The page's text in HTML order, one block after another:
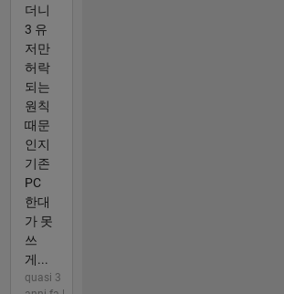
더니
3 유
저만
허락
되는
원칙
때문
인지
기존
PC
한대
가 못
쓰
게...
quasi 3